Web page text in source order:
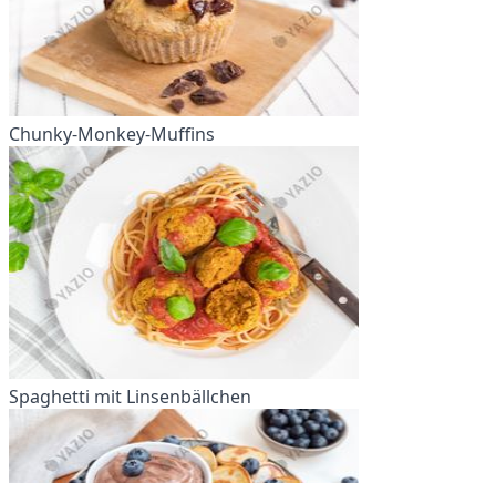
Chunky-Monkey-Muffins
Spaghetti mit Linsenbällchen